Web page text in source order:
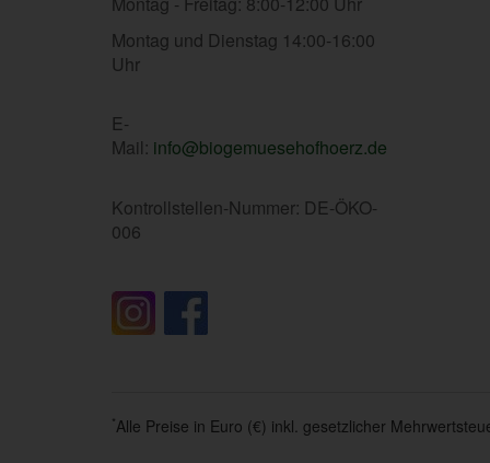
Montag und Dienstag 14:00-16:00
Uhr
E-
Mail: info@biogemuesehofhoerz.de
Kontrollstellen-Nummer: DE-ÖKO-
006
*Alle Preise in Euro (€) inkl. gesetzlicher